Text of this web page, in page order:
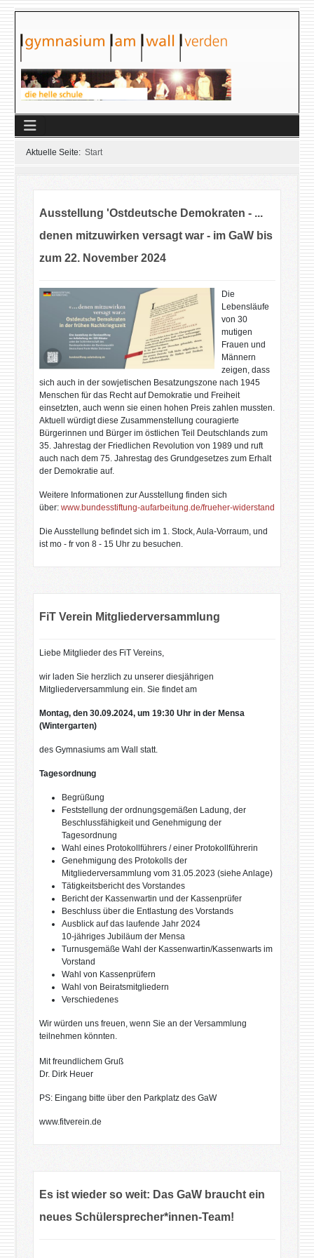
Aktuelle Seite: Start
Ausstellung 'Ostdeutsche Demokraten - ...
denen mitzuwirken versagt war - im GaW bis
zum 22. November 2024
Die
Lebensläufe
von 30
mutigen
Frauen und
Männern
zeigen, dass
sich auch in der sowjetischen Besatzungszone nach 1945
Menschen für das Recht auf Demokratie und Freiheit
einsetzten, auch wenn sie einen hohen Preis zahlen mussten.
Aktuell würdigt diese Zusammenstellung couragierte
Bürgerinnen und Bürger im östlichen Teil Deutschlands zum
35. Jahrestag der Friedlichen Revolution von 1989 und ruft
auch nach dem 75. Jahrestag des Grundgesetzes zum Erhalt
der Demokratie auf.
Weitere Informationen zur Ausstellung finden sich
über: www.bundesstiftung-aufarbeitung.de/frueher-widerstand
Die Ausstellung befindet sich im 1. Stock, Aula-Vorraum, und
ist mo - fr von 8 - 15 Uhr zu besuchen.
FiT Verein Mitgliederversammlung
Liebe Mitglieder des FiT Vereins,
wir laden Sie herzlich zu unserer diesjährigen
Mitgliederversammlung ein. Sie findet am
Montag, den 30.09.2024, um 19:30 Uhr in der Mensa
(Wintergarten)
des Gymnasiums am Wall statt.
Tagesordnung
Begrüßung
Feststellung der ordnungsgemäßen Ladung, der
Beschlussfähigkeit und Genehmigung der
Tagesordnung
Wahl eines Protokollführers / einer Protokollführerin
Genehmigung des Protokolls der
Mitgliederversammlung vom 31.05.2023 (siehe Anlage)
Tätigkeitsbericht des Vorstandes
Bericht der Kassenwartin und der Kassenprüfer
Beschluss über die Entlastung des Vorstands
Ausblick auf das laufende Jahr 2024
10-jähriges Jubiläum der Mensa
Turnusgemäße Wahl der Kassenwartin/Kassenwarts im
Vorstand
Wahl von Kassenprüfern
Wahl von Beiratsmitgliedern
Verschiedenes
Wir würden uns freuen, wenn Sie an der Versammlung
teilnehmen könnten.
Mit freundlichem Gruß
Dr. Dirk Heuer
PS: Eingang bitte über den Parkplatz des GaW
www.fitverein.de
Es ist wieder so weit: Das GaW braucht ein
neues Schülersprecher*innen-Team!